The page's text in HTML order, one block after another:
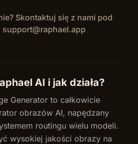
Skontaktuj się z nami pod
support@raphael.app
AI i jak działa?
Generator to całkowicie
obrazów AI, napędzany
routingu wielu modeli.
wysokiej jakości obrazy na